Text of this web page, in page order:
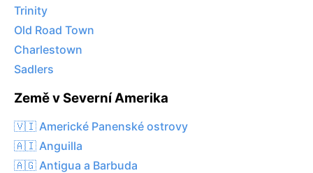
Trinity
Old Road Town
Charlestown
Sadlers
Země v Severní Amerika
🇻🇮 Americké Panenské ostrovy
🇦🇮 Anguilla
🇦🇬 Antigua a Barbuda